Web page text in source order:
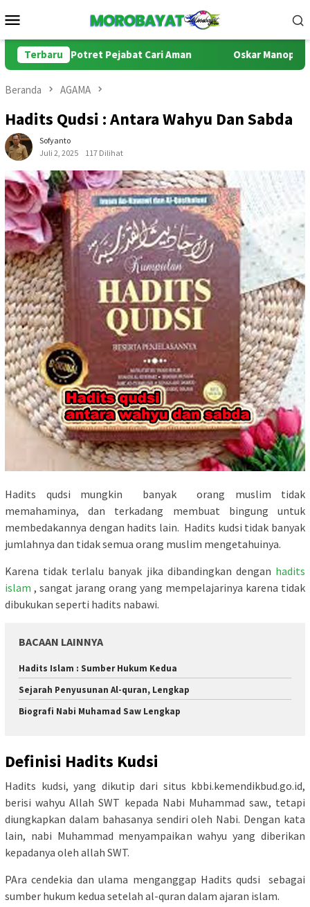
ke
Mobile
Terbaru
Potret Pejabat Cari Aman Oskar Manoppo di
Beranda AGAMA
Hadits Qudsi : Antara Wahyu Dan Sabda
Sofyanto
Juli 2, 2025
117 Dilihat
Hadits qudsi mungkin banyak orang muslim tidak
memahaminya, dan terkadang membuat bingung untuk
membedakannya dengan hadits lain. Hadits kudsi tidak banyak
jumlahnya dan tidak semua orang muslim mengetahuinya.
Karena tidak terlalu banyak jika dibandingkan dengan hadits
islam , sangat jarang orang yang mempelajarinya karena tidak
dibukukan seperti hadits nabawi.
BACAAN LAINNYA
Hadits Islam : Sumber Hukum Kedua
Sejarah Penyusunan Al-quran, Lengkap
Biografi Nabi Muhamad Saw Lengkap
Definisi Hadits Kudsi
Hadits kudsi, yang dikutip dari situs kbbi.kemendikbud.go.id,
berisi wahyu Allah SWT kepada Nabi Muhammad saw., tetapi
diungkapkan dalam bahasanya sendiri oleh Nabi. Dengan kata
lain, nabi Muhammad menyampaikan wahyu yang diberikan
kepadanya oleh allah SWT.
PAra cendekia dan ulama menganggap Hadits qudsi sebagai
sumber hukum kedua setelah al-quran dalam ajaran islam.